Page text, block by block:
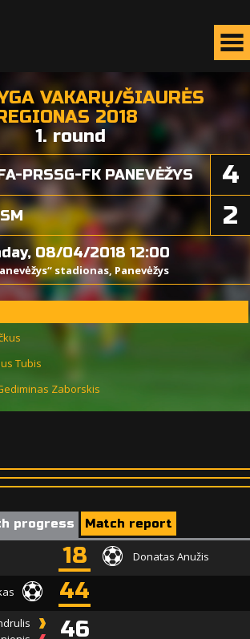
VAKARŲ/ŠIAURĖS
2018
1. round
4
PRSSG-FK PANEVĖŽYS
2
08/04/2018 12:00
stadionas, Panevėžys
Tubis
Zaborskis
progress Match report
18 Donatas Anužis
44
46